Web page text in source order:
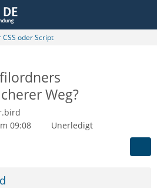
oder Script
Weg?
09:08
Unerledigt